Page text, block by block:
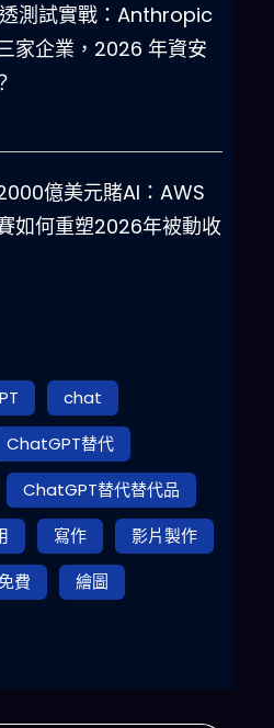
測試實戰：Anthropic
家企業，2026 年資安
億美元賭AI：AWS
如何重塑2026年被動收
chat
ChatGPT替代
ChatGPT替代替代品
寫作
影片製作
費
繪圖